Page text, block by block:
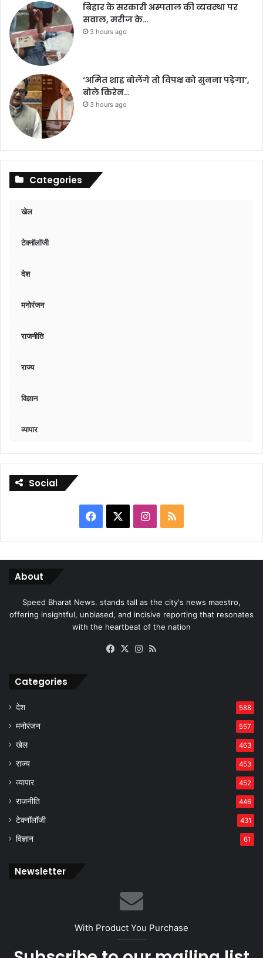
बिहार के सरकारी अस्पताल की व्यवस्था पर
सवाल, मरीज के…
3 hours ago
‘अमित शाह बोलेंगे तो विपक्ष को सुनना पड़ेगा’,
बोले किरेन…
3 hours ago
Categories
खेल
टेक्नॉलॉजी
देश
मनोरंजन
राजनीति
राज्य
विज्ञान
व्यापार
Social
Facebook Instagram
RSS
About
Speed Bharat News. stands tall as the city's news maestro,
offering insightful, unbiased, and incisive reporting that resonates
with the heartbeat of the nation
Facebook
X Instagram
Categories
देश 588
मनोरंजन 557
खेल 463
राज्य 453
व्यापार 452
राजनीति 446
टेक्नॉलॉजी 431
विज्ञान 61
Newsletter
With Product You Purchase